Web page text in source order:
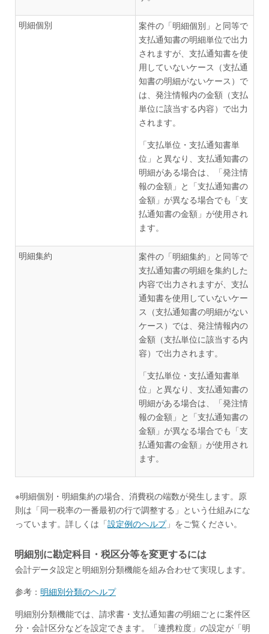
明細個別
案件の「明細個別」と同等で
支払通知書の明細単位で出力
されますが、支払通知書を使
用していないケース（支払通
知書の明細がないケース）で
は、発注情報内の金額（支払
単位に該当する内容）で出力
されます。
「支払単位・支払通知書単
位」と異なり、支払通知書の
明細がある場合は、「発注情
報の金額」と「支払通知書の
金額」が異なる場合でも「支
払通知書の金額」が使用され
ます。
明細集約
案件の「明細集約」と同等で
支払通知書の明細を集約した
内容で出力されますが、支払
通知書を使用していないケー
ス（支払通知書の明細がない
ケース）では、発注情報内の
金額（支払単位に該当する内
容）で出力されます。
「支払単位・支払通知書単
位」と異なり、支払通知書の
明細がある場合は、「発注情
報の金額」と「支払通知書の
金額」が異なる場合でも「支
払通知書の金額」が使用され
ます。
※明細個別・明細集約の場合、消費税の端数が発生します。原
則は「同一税率の一番最初の行で調整する」という仕組みにな
っています。詳しくは「設定例のヘルプ」をご覧ください。
明細別に勘定科目・税区分等を変更するには
会計データ設定と明細別分類機能を組み合わせて実現します。
参考： 明細別分類のヘルプ
明細別分類機能では、請求書・支払通知書の明細ごとに案件区
分・会計区分などを設定できます。「連携粒度」の設定が「明